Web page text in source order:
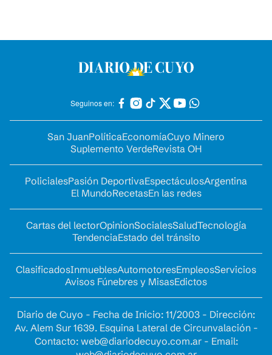
Seguinos en:
San JuanPolíticaEconomíaCuyo Minero
Suplemento VerdeRevista OH
PolicialesPasión DeportivaEspectáculosArgentina
El MundoRecetasEn las redes
Cartas del lectorOpinionSocialesSaludTecnología
TendenciaEstado del tránsito
ClasificadosInmueblesAutomotoresEmpleosServicios
Avisos Fúnebres y MisasEdictos
Diario de Cuyo - Fecha de Inicio: 11/2003 - Dirección:
Av. Alem Sur 1639. Esquina Lateral de Circunvalación -
Contacto: web@diariodecuyo.com.ar- Email: